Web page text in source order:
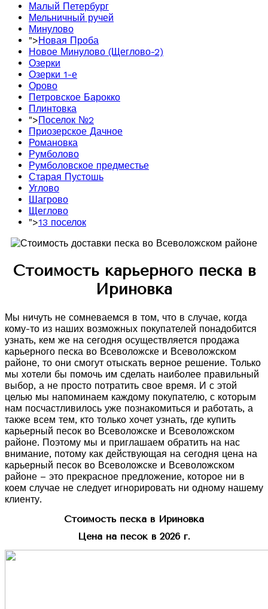
Малый Петербург
Мельничный ручей
Минулово
">Новая Проба
Новое Минулово (Щеглово-2)
Озерки
Озерки 1-е
Орово
Петровское Барокко
Плинтовка
">Поселок №2
Приозерское Дачное
Романовка
Румболово
Румболовское предместье
Старая Пустошь
Углово
Шагрово
Щеглово
">13 поселок
Стоимость карьерного песка в
Ириновка
Мы ничуть не сомневаемся в том, что в случае, когда
кому-то из наших возможных покупателей понадобится
узнать, кем же на сегодня осуществляется продажа
карьерного песка во Всеволожске и Всеволожском
районе, то они смогут отыскать верное решение. Только
мы хотели бы помочь им сделать наиболее правильный
выбор, а не просто потратить свое время. И с этой
целью мы напоминаем каждому покупателю, с которым
нам посчастливилось уже познакомиться и работать, а
также всем тем, кто только хочет узнать, где купить
карьерный песок во Всеволожске и Всеволожском
районе. Поэтому мы и приглашаем обратить на нас
внимание, потому как действующая на сегодня цена на
карьерный песок во Всеволожске и Всеволожском
районе – это прекрасное предложение, которое ни в
коем случае не следует игнорировать ни одному нашему
клиенту.
Стоимость песка в Ириновка
Цена на песок в 2026 г.